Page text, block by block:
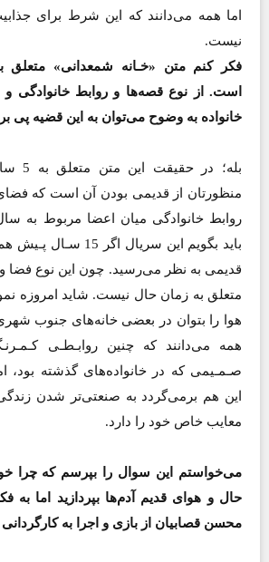
اما همه می‌دانند که این شرط برای
نیست.
فکر کنم متن «خـانه شمعدانی»
است. از نوع قصه‌ها و روابط خانوادگی
خانواده به وضوح می‌توان به این قضیه پی
بله؛ در
منظورتان از قدیمی بودن آن است که
روابط خانوادگی میان اعضا مربوط به
باید بگویم این سریال
قدیمی به نظر می‌رسید. چون این نوع فضا
متعلق به زمان حال نیست. شاید امروزه
هوا را بتوان در بعضی خانه‌های جنوب شهری
همه می‌دانند که چنین روابـطـی
صـمـیمی که در خانواده‌های گذشته بود،
این هم برمی‌گردد به صنعتی‌تر شدن
معایب خاص خود را دارد.
می‌خواستم این سوال را بپرسم که چرا
حال و هوای قدیم آدم‌ها بپردازید‌ اما به
محسن قصابیان از بازی و اجرا به